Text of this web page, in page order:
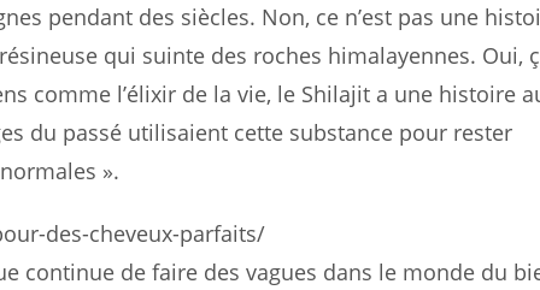
pendant des siècles. Non, ce n’est pas une
qui suinte des roches himalayennes. Oui,
comme l’élixir de la vie, le Shilajit a une histoire
du passé utilisaient cette substance pour rester
».
des-cheveux-parfaits/
continue de faire des vagues dans le monde du